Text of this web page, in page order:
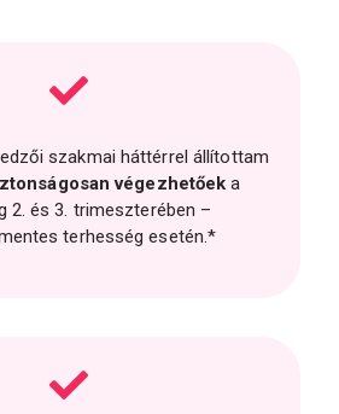
szakmai háttérrel állítottam
végezhetőek a
2. és 3. trimeszterében –
terhesség esetén.*